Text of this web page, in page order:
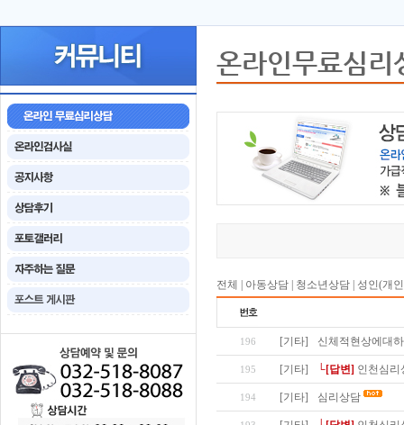
온라인무료심리
전체 아동상담 청소년상담 성인(개
196 [기타] 신체적현상에대
195 [기타] └[답변] 인천심리
194 [기타] 심리상담